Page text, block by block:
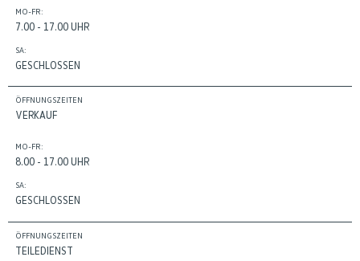
MO-FR:
7.00 - 17.00 UHR
SA:
GESCHLOSSEN
ÖFFNUNGSZEITEN
VERKAUF
MO-FR:
8.00 - 17.00 UHR
SA:
GESCHLOSSEN
ÖFFNUNGSZEITEN
TEILEDIENST